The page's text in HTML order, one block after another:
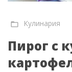
Кулинария
Пирог с